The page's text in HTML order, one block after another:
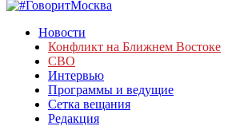
Новости
Конфликт на Ближнем Востоке
СВО
Интервью
Программы и ведущие
Сетка вещания
Редакция